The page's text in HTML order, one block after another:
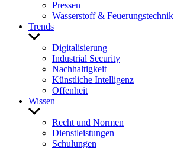
Pressen
Wasser­stoff & Feue­rungs­technik
Trends
Untermenü
anzeigenDigi­ta­li­sie­rung
Indus­trial Security
Nach­hal­tig­keit
Künst­liche Intel­li­genz
Offen­heit
Wissen
Untermenü
anzeigenRecht und Normen
Dienst­leis­tungen
Schu­lungen